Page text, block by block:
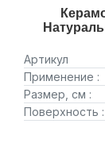
Артикул
Применение :
Размер, см :
Поверхность :